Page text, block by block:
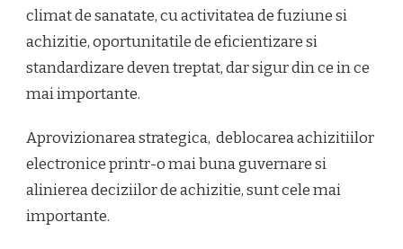
PROTECTIE
SPECIALE
climat de sanatate, cu activitatea de fuziune si
achizitie, oportunitatile de eficientizare si
standardizare deven treptat, dar sigur din ce in ce
mai importante.
Aprovizionarea strategica, deblocarea achizitiilor
electronice printr-o mai buna guvernare si
alinierea deciziilor de achizitie, sunt cele mai
importante.